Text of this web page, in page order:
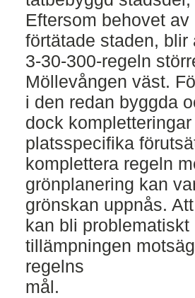
Eftersom behovet
förtätade staden, blir
3-30-300-regeln
Möllevången väst.
i den redan byggda
dock
platsspecifika
komplettera regeln
grönplanering kan
grönskan uppnås.
kan bli
tillämpningen
regelns
mål.